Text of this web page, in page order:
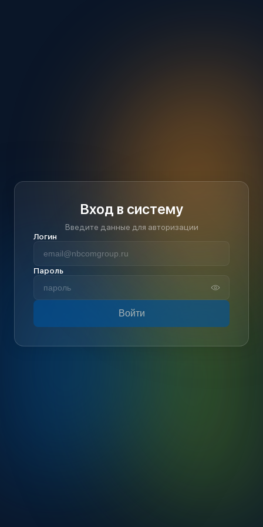
Вход в систему
Введите данные для авторизации
Логин
Пароль
Войти